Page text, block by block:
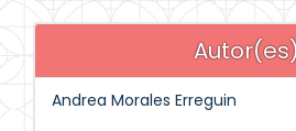
Andrea Morales Erreguin